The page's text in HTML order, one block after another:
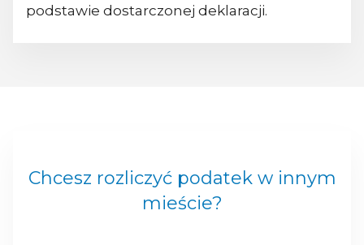
podstawie dostarczonej deklaracji.
Chcesz rozliczyć podatek w innym
mieście?